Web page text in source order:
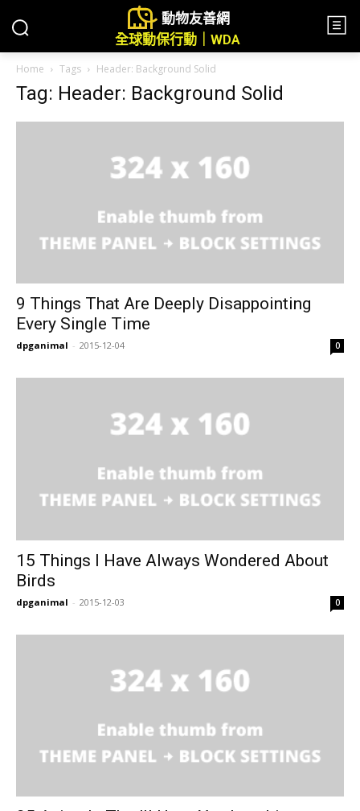
動物友善網
全球動保行動｜WDA
Home Tags Header: Background Solid
Tag: Header: Background Solid
9 Things That Are Deeply Disappointing
Every Single Time
dpganimal - 2015-12-04 0
15 Things I Have Always Wondered About
Birds
dpganimal - 2015-12-03 0